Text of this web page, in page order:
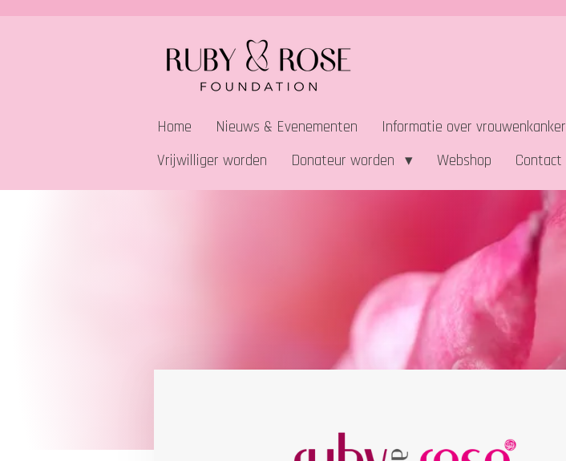
Home Nieuws & Evenementen Informatie over vrouwenkanker
Vrijwilliger worden
Donateur worden Webshop Contact